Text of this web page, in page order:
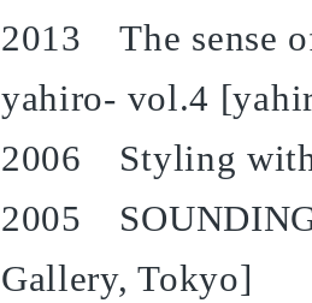
2013 The sense
yahiro- vol.4
2006 Styling
2005 SOUNDING
Gallery, Tokyo]